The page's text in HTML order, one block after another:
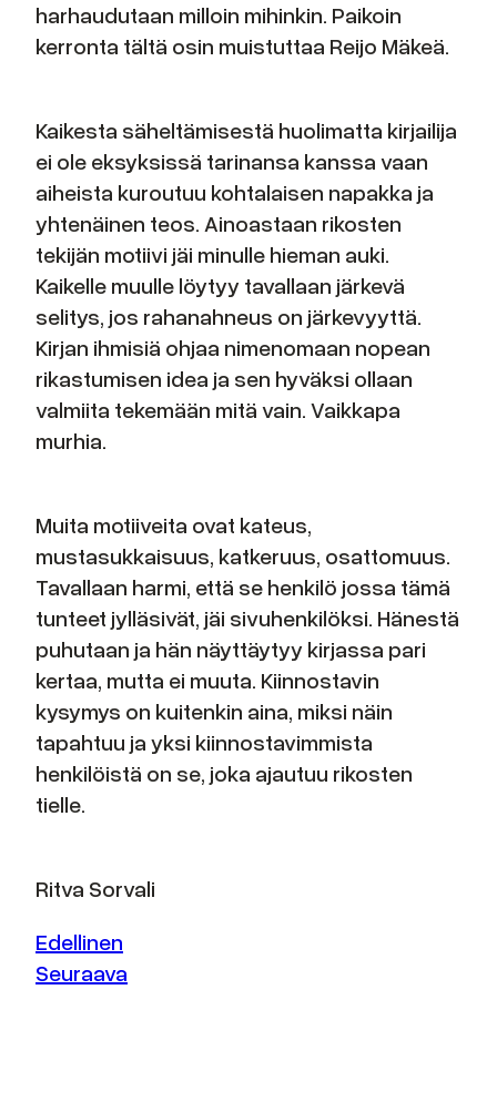
harhaudutaan milloin mihinkin. Paikoin
kerronta tältä osin muistuttaa Reijo Mäkeä.
Kaikesta säheltämisestä huolimatta kirjailija
ei ole eksyksissä tarinansa kanssa vaan
aiheista kuroutuu kohtalaisen napakka ja
yhtenäinen teos. Ainoastaan rikosten
tekijän motiivi jäi minulle hieman auki.
Kaikelle muulle löytyy tavallaan järkevä
selitys, jos rahanahneus on järkevyyttä.
Kirjan ihmisiä ohjaa nimenomaan nopean
rikastumisen idea ja sen hyväksi ollaan
valmiita tekemään mitä vain. Vaikkapa
murhia.
Muita motiiveita ovat kateus,
mustasukkaisuus, katkeruus, osattomuus.
Tavallaan harmi, että se henkilö jossa tämä
tunteet jylläsivät, jäi sivuhenkilöksi. Hänestä
puhutaan ja hän näyttäytyy kirjassa pari
kertaa, mutta ei muuta. Kiinnostavin
kysymys on kuitenkin aina, miksi näin
tapahtuu ja yksi kiinnostavimmista
henkilöistä on se, joka ajautuu rikosten
tielle.
Ritva Sorvali
Edellinen
Seuraava